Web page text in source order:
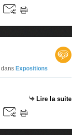
dans Expositions
Lire la suite